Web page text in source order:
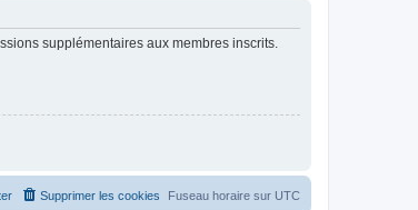
supplémentaires aux membres inscrits.
Fuseau horaire sur UTC
Supprimer les cookies